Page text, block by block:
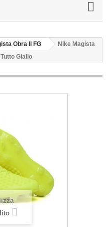
Obra II FG
Nike Magista
Giallo